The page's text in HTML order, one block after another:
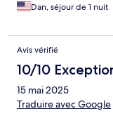
Dan, séjour de 1 nuit
Avis vérifié
10/10
15 mai 2025
Traduire avec Google